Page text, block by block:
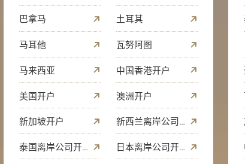
巴拿马 土耳其
马耳他 瓦努阿图
马来西亚 中国香港开户
美国开户 澳洲开户
新加坡开户 新西兰离岸公司开户
泰国离岸公司开户 日本离岸公司开户